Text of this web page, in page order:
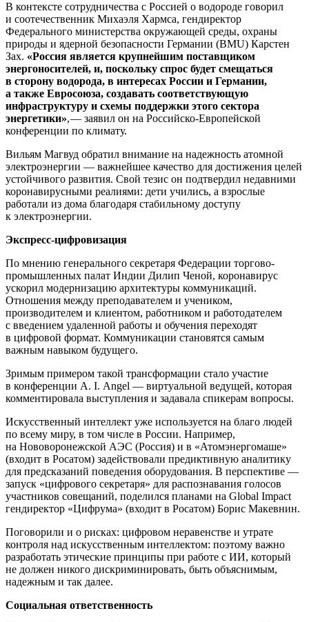
В контексте сотрудничества с Россией о водороде говорил
и соотечественник Михаэля Хармса, гендиректор
Федерального министерства окружающей среды, охраны
природы и ядерной безопасности Германии (BMU) Карстен
Зах. «Россия является крупнейшим поставщиком
энергоносителей, и, поскольку спрос будет смещаться
в сторону водорода, в интересах России и Германии,
а также Евросоюза, создавать соответствующую
инфраструктуру и схемы поддержки этого сектора
энергетики», — ​заявил он на Российско-Европейской
конференции по климату.
Вильям Магвуд обратил внимание на надежность атомной
электроэнергии — ​важнейшее качество для достижения целей
устойчивого развития. Свой тезис он подтвердил недавними
коронавирусными реалиями: дети учились, а взрослые
работали из дома благодаря стабильному доступу
к электроэнергии.
Экспресс-цифровизация
По мнению генерального секретаря Федерации торгово-
промышленных палат Индии Дилип Ченой, коронавирус
ускорил модернизацию архитектуры коммуникаций.
Отношения между преподавателем и учеником,
производителем и клиентом, работником и работодателем
с введением удаленной работы и обучения переходят
в цифровой формат. Коммуникации становятся самым
важным навыком будущего.
Зримым примером такой трансформации стало участие
в конференции A. I. Angel — ​виртуальной ведущей, которая
комментировала выступления и задавала спикерам вопросы.
Искусственный интеллект уже используется на благо людей
по всему миру, в том числе в России. Например,
на Нововоронежской АЭС (Россия) и в «Атомэнергомаше»
(входит в Росатом) задействовали предиктивную аналитику
для предсказаний поведения оборудования. В перспективе — ​
запуск «цифрового секретаря» для распознавания голосов
участников совещаний, поделился планами на Global Impact
гендиректор «Цифрума» (входит в Росатом) Борис Макевнин.
Поговорили и о рисках: цифровом неравенстве и утрате
контроля над искусственным интеллектом: поэтому важно
разработать этические принципы при работе с ИИ, который
не должен никого дискриминировать, быть объяснимым,
надежным и так далее.
Социальная ответственность